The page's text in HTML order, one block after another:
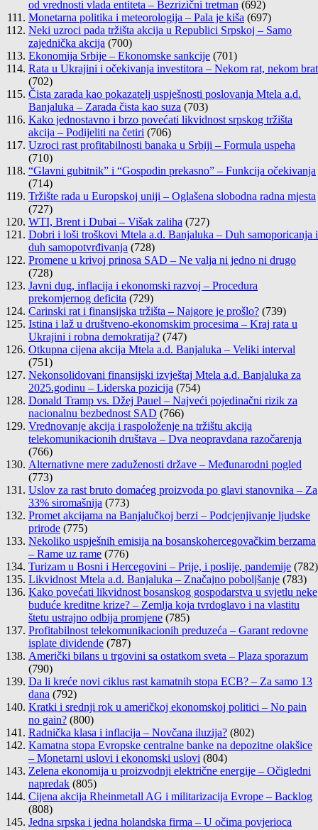
od vrednosti vlada entiteta – Bezrizični tretman (692)
Monetarna politika i meteorologija – Pala je kiša (697)
Neki uzroci pada tržišta akcija u Republici Srpskoj – Samo
zajednička akcija (700)
Ekonomija Srbije – Ekonomske sankcije (701)
Rata u Ukrajini i očekivanja investitora – Nekom rat, nekom brat
(702)
Čista zarada kao pokazatelj uspješnosti poslovanja Mtela a.d.
Banjaluka – Zarada čista kao suza (703)
Kako jednostavno i brzo povećati likvidnost srpskog tržišta
akcija – Podijeliti na četiri (706)
Uzroci rast profitabilnosti banaka u Srbiji – Formula uspeha
(710)
“Glavni gubitnik” i “Gospodin prekasno” – Funkcija očekivanja
(714)
Tržište rada u Europskoj uniji – Oglašena slobodna radna mjesta
(727)
WTI, Brent i Dubai – Višak zaliha (727)
Dobri i loši troškovi Mtela a.d. Banjaluka – Duh samoporicanja i
duh samopotvrđivanja (728)
Promene u krivoj prinosa SAD – Ne valja ni jedno ni drugo
(728)
Javni dug, inflacija i ekonomski razvoj – Procedura
prekomjernog deficita (729)
Carinski rat i finansijska tržišta – Najgore je prošlo? (739)
Istina i laž u društveno-ekonomskim procesima – Kraj rata u
Ukrajini i robna demokratija? (747)
Otkupna cijena akcija Mtela a.d. Banjaluka – Veliki interval
(751)
Nekonsolidovani finansijski izvještaj Mtela a.d. Banjaluka za
2025.godinu – Liderska pozicija (754)
Donald Tramp vs. Džej Pauel – Najveći pojedinačni rizik za
nacionalnu bezbednost SAD (766)
Vrednovanje akcija i raspoloženje na tržištu akcija
telekomunikacionih društava – Dva neopravdana razočarenja
(766)
Alternativne mere zaduženosti države – Međunarodni pogled
(773)
Uslov za rast bruto domaćeg proizvoda po glavi stanovnika – Za
33% siromašnija (773)
Promet akcijama na Banjalučkoj berzi – Podcjenjivanje ljudske
prirode (775)
Nekoliko uspješnih emisija na bosanskohercegovačkim berzama
– Rame uz rame (776)
Turizam u Bosni i Hercegovini – Prije, i poslije, pandemije (782)
Likvidnost Mtela a.d. Banjaluka – Značajno poboljšanje (783)
Kako povećati likvidnost bosanskog gospodarstva u svjetlu neke
buduće kreditne krize? – Zemlja koja tvrdoglavo i na vlastitu
štetu ustrajno odbija promjene (785)
Profitabilnost telekomunikacionih preduzeća – Garant redovne
isplate dividende (787)
Američki bilans u trgovini sa ostatkom sveta – Plaza sporazum
(790)
Da li kreće novi ciklus rast kamatnih stopa ECB? – Za samo 13
dana (792)
Kratki i srednji rok u američkoj ekonomskoj politici – No pain
no gain? (800)
Radnička klasa i inflacija – Novčana iluzija? (802)
Kamatna stopa Evropske centralne banke na depozitne olakšice
– Monetarni uslovi i ekonomski uslovi (804)
Zelena ekonomija u proizvodnji električne energije – Očigledni
napredak (805)
Cijena akcija Rheinmetall AG i militarizacija Evrope – Backlog
(808)
Jedna srpska i jedna holandska firma – U očima povjerioca